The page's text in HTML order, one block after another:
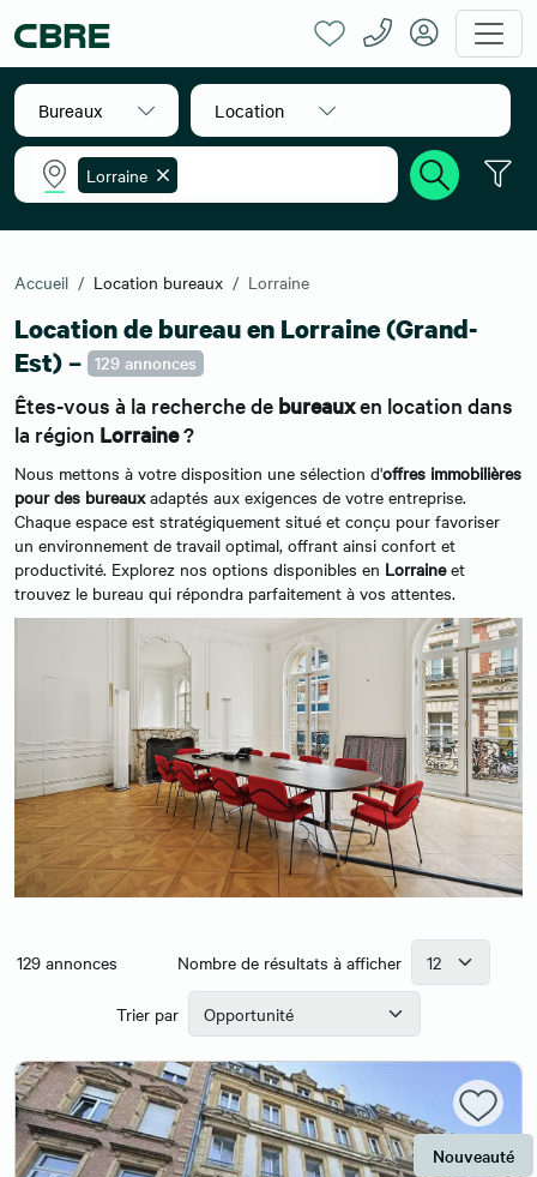
Bureaux Location
Lorraine
Accueil Location bureaux Lorraine
Location de bureau en Lorraine (Grand-
Est) – 129 annonces
Êtes-vous à la recherche de bureauxen location dans
la région Lorraine?
Nous mettons à votre disposition une sélection d'offres immobilières
pour des bureauxadaptés aux exigences de votre entreprise.
Chaque espace est stratégiquement situé et conçu pour favoriser
un environnement de travail optimal, offrant ainsi confort et
productivité. Explorez nos options disponibles en Lorraineet
trouvez le bureau qui répondra parfaitement à vos attentes.
129 annonces Nombre de résultats à afficher
Trier par
Nouveauté